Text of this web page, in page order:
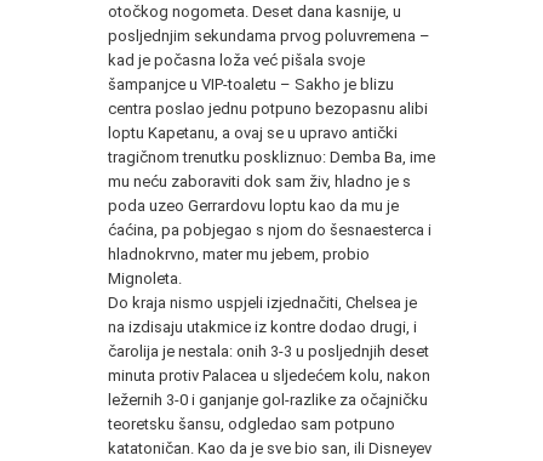
otočkog nogometa. Deset dana kasnije, u
posljednjim sekundama prvog poluvremena –
kad je počasna loža već pišala svoje
šampanjce u VIP-toaletu – Sakho je blizu
centra poslao jednu potpuno bezopasnu alibi
loptu Kapetanu, a ovaj se u upravo antički
tragičnom trenutku poskliznuo: Demba Ba, ime
mu neću zaboraviti dok sam živ, hladno je s
poda uzeo Gerrardovu loptu kao da mu je
ćaćina, pa pobjegao s njom do šesnaesterca i
hladnokrvno, mater mu jebem, probio
Mignoleta.
Do kraja nismo uspjeli izjednačiti, Chelsea je
na izdisaju utakmice iz kontre dodao drugi, i
čarolija je nestala: onih 3-3 u posljednjih deset
minuta protiv Palacea u sljedećem kolu, nakon
ležernih 3-0 i ganjanje gol-razlike za očajničku
teoretsku šansu, odgledao sam potpuno
katatoničan. Kao da je sve bio san, ili Disneyev